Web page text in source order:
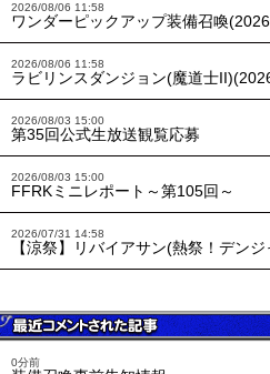
2026/08/06 11:58
ワンダーピックアップ装備召喚
2026/08/06 11:58
ラビリンスダンジョン(魔道士
2026/08/03 15:00
第35回公式生放送観覧応募
2026/08/03 15:00
FFRKミニレポート～第105回～
2026/07/31 14:58
【涼祭】リバイアサン(熱祭！デン
0分前